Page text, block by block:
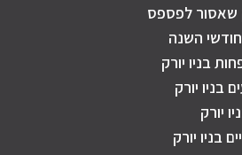
חודשי השנה
בניו יורק
בניו יורק